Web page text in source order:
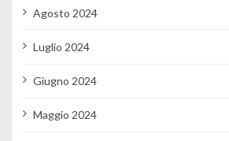
Agosto 2024
Luglio 2024
Giugno 2024
Maggio 2024